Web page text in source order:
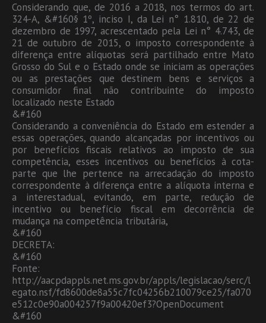
Considerando que, de 2016 a 2018, nos termos do art.
324-A, &#160§ 1º, inciso I, da Lei n° 1.810, de 22 de
dezembro de 1997, acrescentado pela Lei n° 4.743, de
21 de outubro de 2015, o imposto correspondente à
diferença entre alíquotas será partilhado entre Mato
Grosso do Sul e o Estado onde se iniciam as operações
ou as prestações que destinem bens e serviços a
consumidor final não contribuinte do imposto
localizado neste Estado
&#160
Considerando a conveniência do Estado em estender a
essas operações, quando alcançadas por incentivos ou
por benefícios fiscais relativos ao imposto de sua
competência, esses incentivos ou benefícios à cota-
parte que lhe pertence na arrecadação do imposto
correspondente à diferença entre a alíquota interna e
a interestadual, evitando, em parte, redução de
incentivo ou benefício fiscal em decorrência de
mudança na competência tributária,
&#160
DECRETA:
&#160
Fonte:
http://aacpdappls.net.ms.gov.br/appls/legislacao/serc/l
egato.nsf/fd8600de8a55c7fc04256b210079ce25/fa070
e512c0e90a004257f9a00420ef3?OpenDocument
&#160